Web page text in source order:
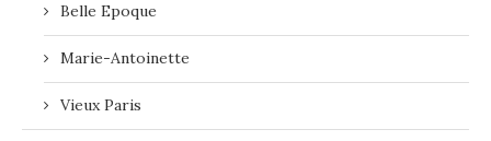
Belle Epoque
Marie-Antoinette
Vieux Paris